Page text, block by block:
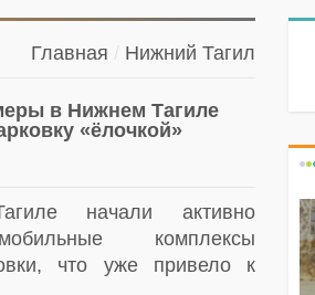
Главная Нижний Тагил
в Нижнем Тагиле
«ёлочкой»
начали активно
комплексы
что уже привело к